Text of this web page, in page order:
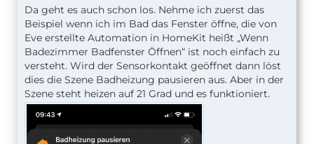
Da geht es auch schon los. Nehme ich zuerst das
Beispiel wenn ich im Bad das Fenster öffne, die von
Eve erstellte Automation in HomeKit heißt „Wenn
Badezimmer Badfenster Öffnen“ ist noch einfach zu
versteht. Wird der Sensorkontakt geöffnet dann löst
dies die Szene Badheizung pausieren aus. Aber in der
Szene steht heizen auf 21 Grad und es funktioniert.